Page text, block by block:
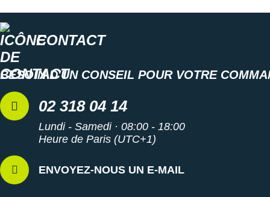
CONTACT
BESOIN D'UN CONSEIL POUR VOTRE
02 318 04 14
Lundi - Samedi · 08:00 - 18:00
Heure de Paris (UTC+1)
ENVOYEZ-NOUS UN E-MAIL